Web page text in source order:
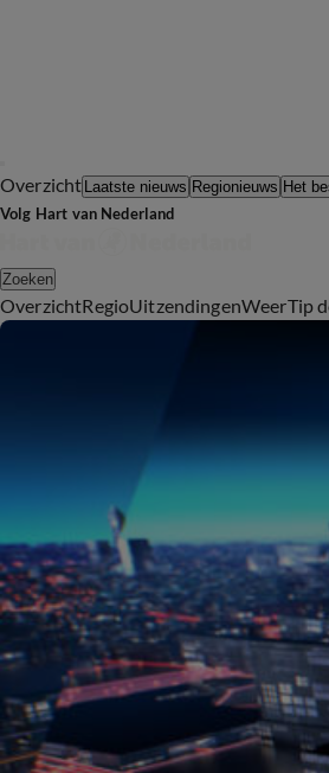
Overzicht Laatste nieuws Regionieuws Het
Volg Hart van Nederland
Zoeken
OverzichtRegioUitzendingenWeerTip